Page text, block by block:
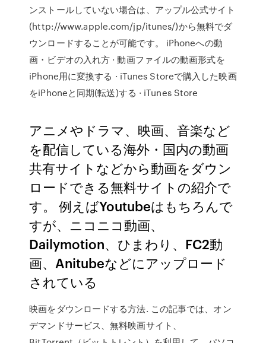
ンストールしていない場合は、アップル公式サイト
(http://www.apple.com/jp/itunes/)から無料でダ
ウンロードすることが可能です。 iPhoneへの動
画・ビデオの入れ方 · 動画ファイルの動画形式を
iPhone用に変換する · iTunes Storeで購入した映画
をiPhoneと同期(転送)する · iTunes Store
アニメやドラマ、映画、音楽など
を配信している海外・国内の動画
共有サイトなどから動画をダウン
ロードできる無料サイトの紹介で
す。 例えばYoutubeはもちろんで
すが、ニコニコ動画、
Dailymotion、ひまわり、FC2動
画、Anitubeなどにアップロード
されている
映画をダウンロードする方法. この記事では、オン
デマンドサービス、無料映画サイト、